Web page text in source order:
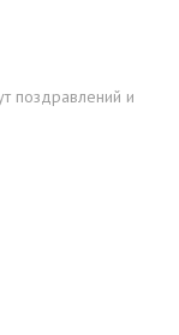
поздравлений и